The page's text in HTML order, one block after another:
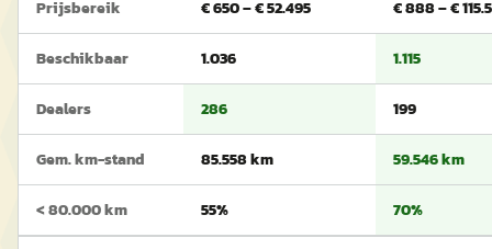
Prijsbereik € 650 – € 52.495 € 888 – €
Beschikbaar 1.036 1.115
Dealers 286 199
Gem. km-stand 85.558 km 59.546 km
< 80.000 km 55% 70%